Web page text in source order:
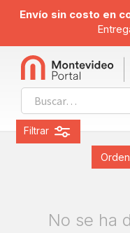
Envío sin costo en
Filtrar
No se ha